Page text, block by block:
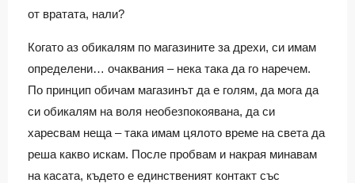
от вратата, нали?
Когато аз обикалям по магазините за дрехи, си имам
определени… очаквания – нека така да го наречем.
По принцип обичам магазинът да е голям, да мога да
си обикалям на воля необезпокоявана, да си
харесвам неща – така имам цялото време на света да
реша какво искам. После пробвам и накрая минавам
на касата, където е единственият контакт със